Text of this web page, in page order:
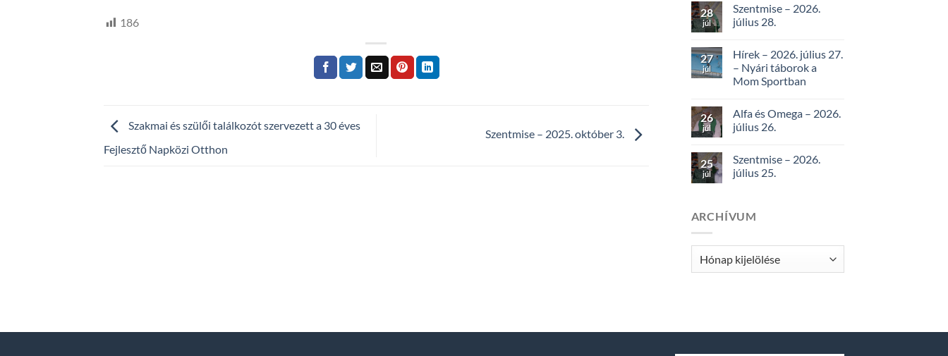
186
Szakmai és szülői találkozót szervezett a 30 éves
Fejlesztő Napközi Otthon
Szentmise – 2025. október 3.
28
júl
Szentmise – 2026.
július 28.
27
júl
Hírek – 2026. július 27.
– Nyári táborok a
Mom Sportban
26
júl
Alfa és Omega – 2026.
július 26.
25
júl
Szentmise – 2026.
július 25.
ARCHÍVUM
Archívum